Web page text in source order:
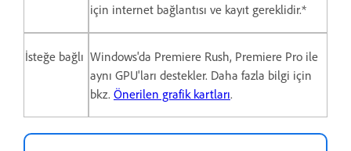
için internet bağlantısı ve kayıt gereklidir.*
İsteğe bağlı Windows'da Premiere Rush, Premiere Pro ile
aynı GPU'ları destekler. Daha fazla bilgi için
bkz. Önerilen grafik kartları.